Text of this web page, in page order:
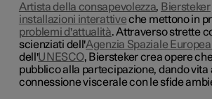
Artista della consapevolezza, Biersteker
installazioni interattiveche mettono in
problemi d'attualità. Attraverso strette
scienziati dell'Agenzia Spaziale Europea
dell'UNESCO, Biersteker crea opere
pubblico alla partecipazione, dando vita
connessione viscerale con le sfide